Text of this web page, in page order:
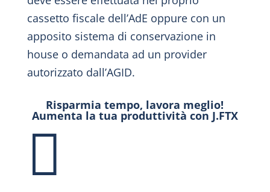
cassetto fiscale dell’AdE oppure con un
apposito sistema di conservazione in
house o demandata ad un provider
autorizzato dall’AGID.
Risparmia tempo, lavora meglio!
Aumenta la tua produttività con J.FTX
